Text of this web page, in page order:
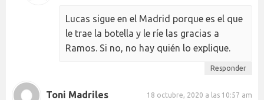
Lucas sigue en el Madrid porque es el que
le trae la botella y le ríe las gracias a
Ramos. Si no, no hay quién lo explique.
Responder
Toni Madriles 18 octubre, 2020 a las 10:57 am